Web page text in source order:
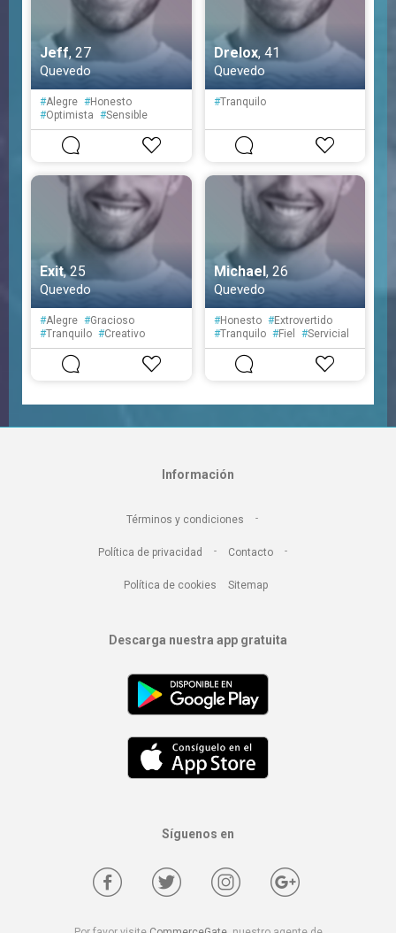
Jeff, 27
Quevedo
#Alegre #Honesto
#Optimista #Sensible
#Simpático #Educado
Fiel
Drelox, 41
Quevedo
#Tranquilo
Exit, 25
Quevedo
#Alegre #Gracioso
#Tranquilo #Creativo
#Despistado #Educado
Prudente
Michael, 26
Quevedo
#Honesto #Extrovertido
#Tranquilo #Fiel #Servicial
#Cortés
Información
Términos y condiciones -
Política de privacidad - Contacto -
Política de cookies Sitemap
Descarga nuestra app gratuita
Síguenos en